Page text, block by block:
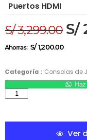
Puertos HDMI
S/3,299.00 S/
Ahorras: S/1,200.00
Categoría : Consolas de
Ver